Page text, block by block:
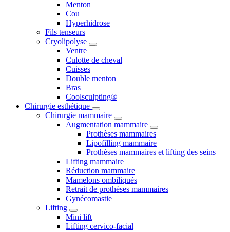
Menton
Cou
Hyperhidrose
Fils tenseurs
Cryolipolyse
Ventre
Culotte de cheval
Cuisses
Double menton
Bras
Coolsculpting®
Chirurgie esthétique
Chirurgie mammaire
Augmentation mammaire
Prothèses mammaires
Lipofilling mammaire
Prothèses mammaires et lifting des seins
Lifting mammaire
Réduction mammaire
Mamelons ombiliqués
Retrait de prothèses mammaires
Gynécomastie
Lifting
Mini lift
Lifting cervico-facial